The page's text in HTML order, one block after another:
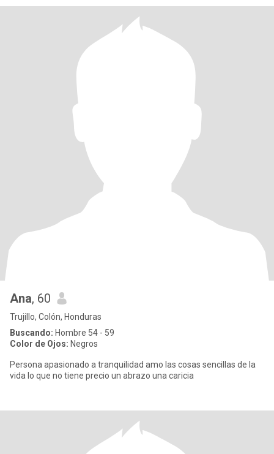
Ana, 60
Trujillo, Colón, Honduras
Buscando: Hombre 54 - 59
Color de Ojos: Negros
Persona apasionado a tranquilidad amo las cosas sencillas de la
vida lo que no tiene precio un abrazo una caricia